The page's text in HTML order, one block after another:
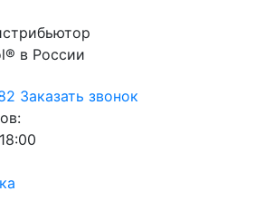
в России
Заказать звонок